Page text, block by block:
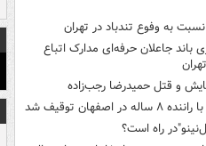
به وفوع تندباد در تهران
باند جاعلان حرفه‌ای مدارک اتباع
و قتل حمیدرضا رجب‌زاده
در اصفهان توقیف شد
راه است؟